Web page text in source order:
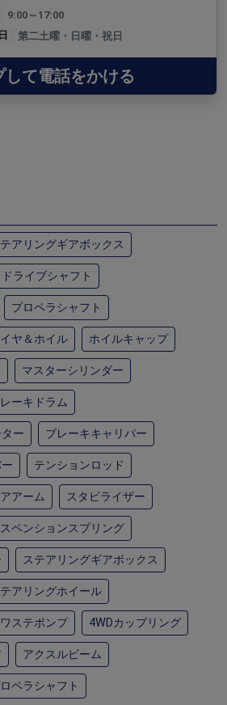
9:00～17:00
第二土曜・日曜・祝日
して電話をかける
アリングギアボックス
ドライブシャフト
プロペラシャフト
ヤ＆ホイル ホイルキャップ
マスターシリンダー
ーキドラム
ー ブレーキキャリパー
テンションロッド
アーム スタビライザー
ペンションスプリング
ステアリングギアボックス
アリングホイール
ステポンプ 4WDカップリング
アクスルビーム
ペラシャフト